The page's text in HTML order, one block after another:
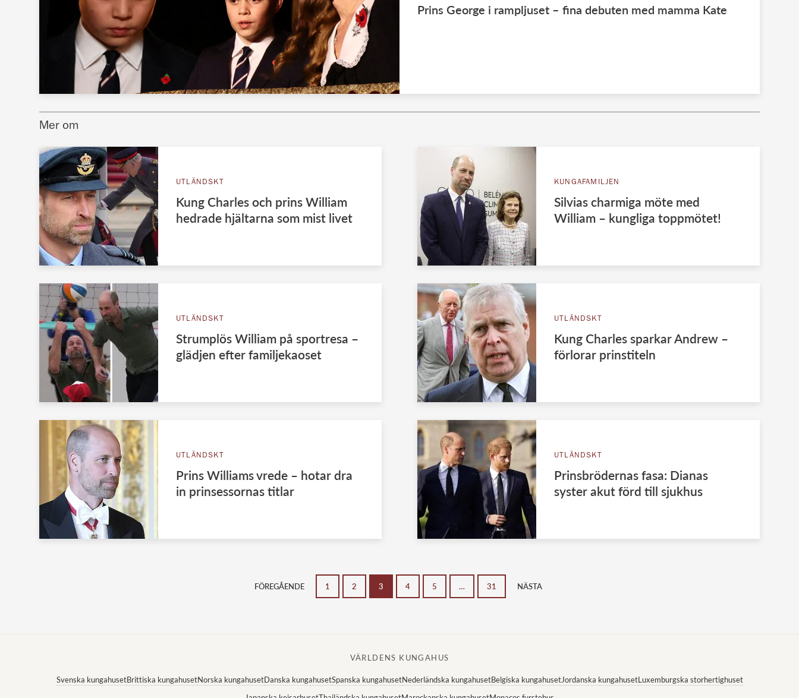
Prins George i rampljuset – fina debuten med mamma Kate
Mer om
UTLÄNDSKT
Kung Charles och prins William
hedrade hjältarna som mist livet
KUNGAFAMILJEN
Silvias charmiga möte med
William – kungliga toppmötet!
UTLÄNDSKT
Strumplös William på sportresa –
glädjen efter familjekaoset
UTLÄNDSKT
Kung Charles sparkar Andrew –
förlorar prinstiteln
UTLÄNDSKT
Prins Williams vrede – hotar dra
in prinsessornas titlar
UTLÄNDSKT
Prinsbrödernas fasa: Dianas
syster akut förd till sjukhus
FÖREGÅENDE 1 2 3 4 5 … 31 NÄSTA
VÄRLDENS KUNGAHUS
Svenska kungahusetBrittiska kungahusetNorska kungahusetDanska kungahusetSpanska kungahusetNederländska kungahusetBelgiska kungahusetJordanska kungahusetLuxemburgska storhertighuset